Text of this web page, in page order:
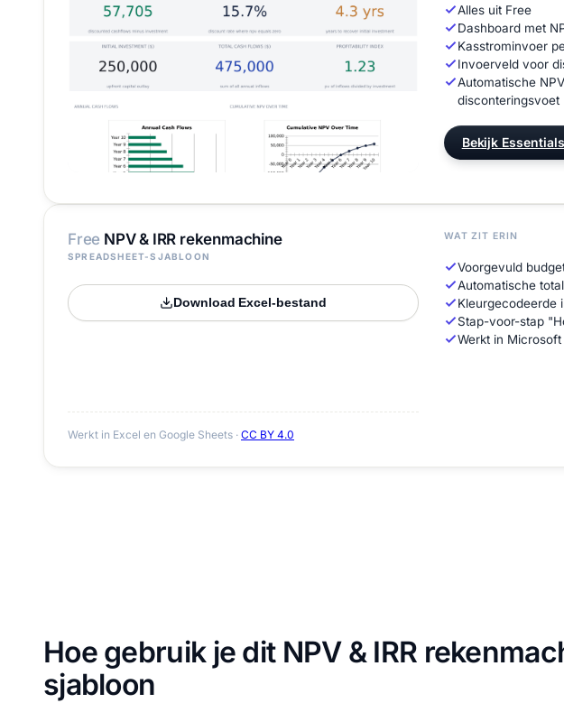
Free NPV & IRR rekenmachine
SPREADSHEET-SJABLOON
Download Excel-bestand
Werkt in Excel en Google Sheets · CC BY 4.0
WAT ZIT ERIN
Voorgevuld
Automatische
Kleurgecodeerde
Stap-voor-stap
Werkt in
Alles uit Free
Dashboard met
Kasstrominvoer
Invoerveld voor
Automatische
disconteringsvoet
Bekijk
Hoe gebruik je dit NPV & IRR
sjabloon